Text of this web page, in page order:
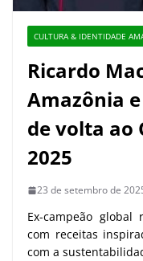
CULTURA & IDENTIDADE
Ricardo
Amazônia
de volta ao
2025
23 de setembro de
Ex-campeão
com receitas
com a